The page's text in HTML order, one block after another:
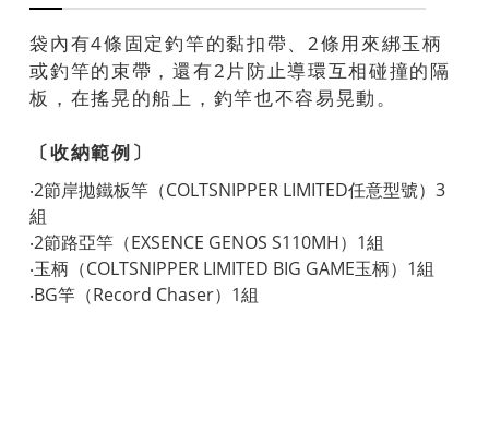
袋內有4條固定釣竿的黏扣帶、2條用來綁玉柄
或釣竿的束帶，還有2片防止導環互相碰撞的隔
板，在搖晃的船上，釣竿也不容易晃動。
〔收納範例〕
‧2節岸拋鐵板竿（COLTSNIPPER LIMITED任意型號）3
組
‧2節路亞竿（EXSENCE GENOS S110MH）1組
‧玉柄（COLTSNIPPER LIMITED BIG GAME玉柄）1組
‧BG竿（Record Chaser）1組